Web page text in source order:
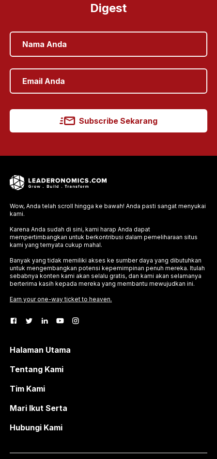
Digest
Subscribe Sekarang
Wow, Anda telah scroll hingga ke bawah! Anda pasti sangat menyukai
kami.
Karena Anda sudah di sini, kami harap Anda dapat
mempertimbangkan untuk berkontribusi dalam pemeliharaan situs
kami yang ternyata cukup mahal.
Banyak yang tidak memiliki akses ke sumber daya yang dibutuhkan
untuk mengembangkan potensi kepemimpinan penuh mereka. Itulah
sebabnya konten kami akan selalu gratis, dan kami akan selamanya
berterima kasih kepada mereka yang membantu mewujudkan ini.
Earn your one-way ticket to heaven.
Halaman Utama
Tentang Kami
Tim Kami
Mari Ikut Serta
Hubungi Kami